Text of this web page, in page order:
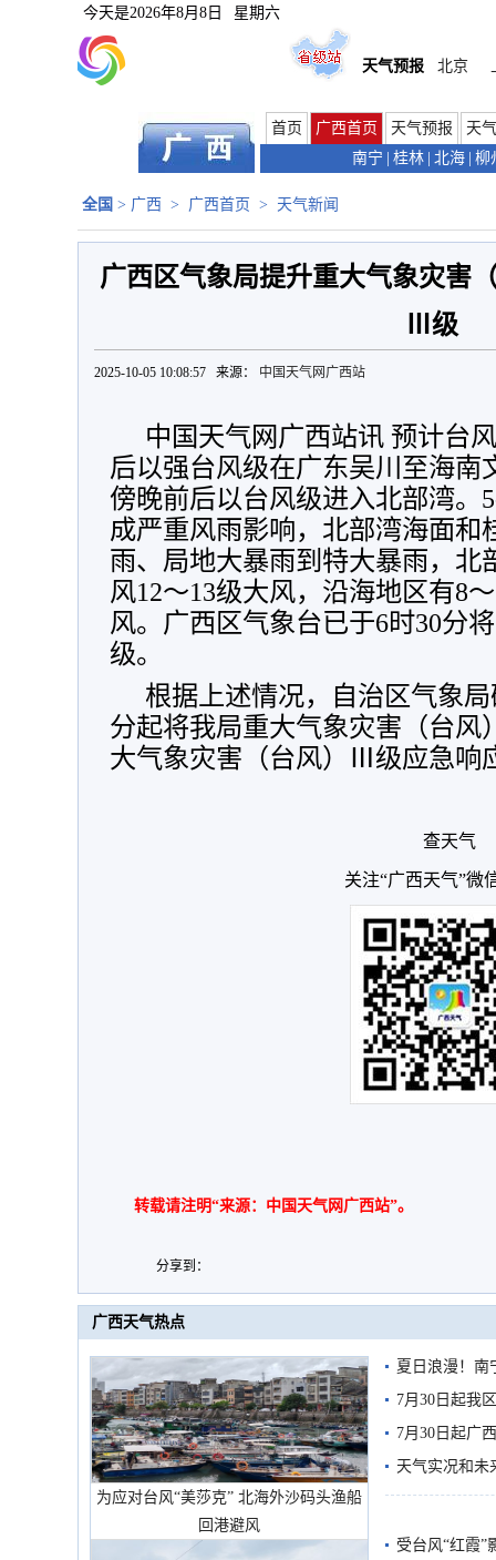
今天是2026年8月8日 星期六
天气预报 北京
首页 广西首页 天气预报
天
南宁
桂林 北海 柳
全国 > 广西 > 广西首页 > 天气新闻
广西区气象局提升重大气象灾害
Ⅲ级
2025-10-05 10:08:57 来源： 中国天气网广西站
中国天气网广西站讯 预计台
后以强台风级在广东吴川至海南
傍晚前后以台风级进入北部湾。
成严重风雨影响，北部湾海面和
雨、局地大暴雨到特大暴雨，北
风12～13级大风，沿海地区有8
风。广西区气象台已于6时30分
级。
根据上述情况，自治区气象
分起将我局重大气象灾害（台
大气象灾害（台风）Ⅲ级应急响
查天气
关注“广西天气”微
转载请注明“来源：中国天气网广西站”。
分享到：
广西天气热点
为应对台风“美莎克” 北海外沙码头渔船
回港避风
夏日浪漫！南
7月30日起我
7月30日起广
天气实况和未
受台风“红霞”